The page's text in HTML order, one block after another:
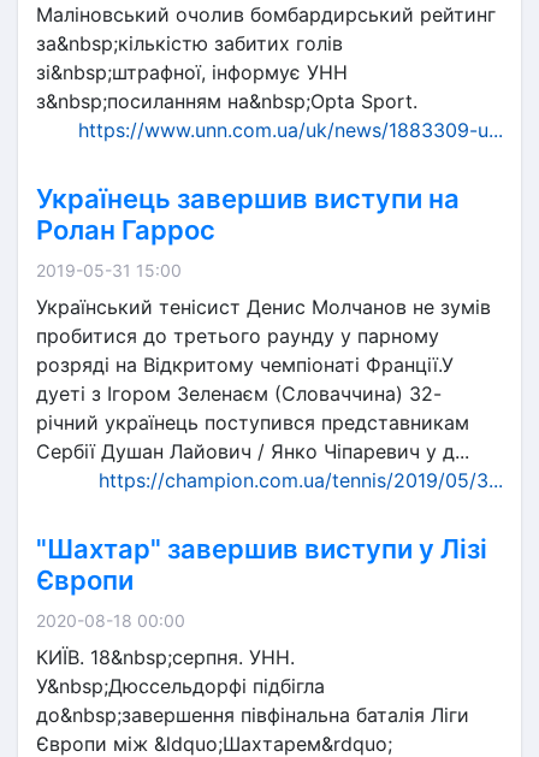
Маліновський очолив бомбардирський рейтинг
за&nbsp;кількістю забитих голів
зі&nbsp;штрафної, інформує УНН
з&nbsp;посиланням на&nbsp;Opta Sport.
https://www.unn.com.ua/uk/news/1883309-u...
Українець завершив виступи на
Ролан Гаррос
2019-05-31 15:00
Український тенісист Денис Молчанов не зумів
пробитися до третього раунду у парному
розряді на Відкритому чемпіонаті Франції.У
дуеті з Ігором Зеленаєм (Словаччина) 32-
річний українець поступився представникам
Сербії Душан Лайович / Янко Чіпаревич у д...
https://champion.com.ua/tennis/2019/05/3...
"Шахтар" завершив виступи у Лізі
Європи
2020-08-18 00:00
КИЇВ. 18&nbsp;серпня. УНН.
У&nbsp;Дюссельдорфі підбігла
до&nbsp;завершення півфінальна баталія Ліги
Європи між &ldquo;Шахтарем&rdquo;